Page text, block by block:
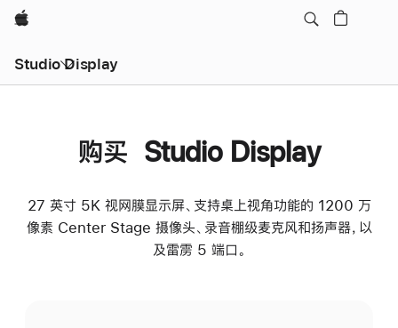
Apple
Studio Display
购买 Studio Display
27 英寸 5K 视网膜显示屏、支持桌上视角功能的 1200 万
像素 Center Stage 摄像头、录音棚级麦克风和扬声器，以
及雷雳 5 端口。